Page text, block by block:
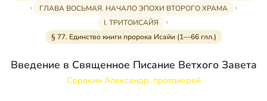
ГЛАВА ВОСЬМАЯ. НАЧАЛО ЭПОХИ ВТОРОГО ХРАМА
I. ТРИТОИСАЙЯ
§ 77. Единство книги пророка Исайи (1—66 глл.)
Введение в Священное Писание Ветхого Завета
Сорокин Александр, протоиерей